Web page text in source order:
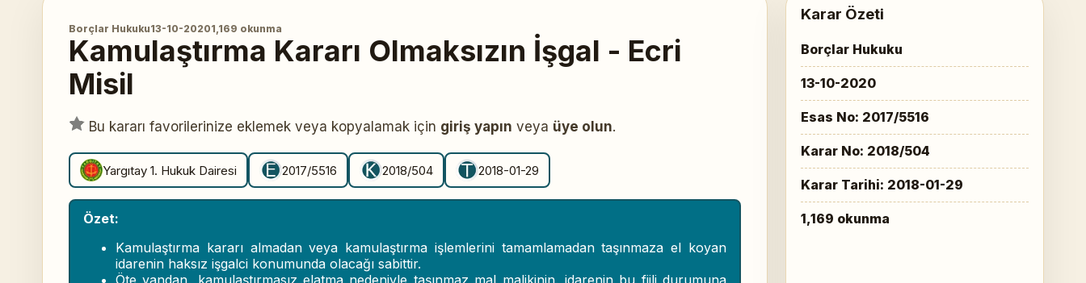
Borçlar Hukuku13-10-20201,169 okunma
Kamulaştırma Kararı Olmaksızın İşgal - Ecri
Misil
Bu kararı favorilerinize eklemek veya kopyalamak için giriş yapın veya üye olun.
Yargıtay 1. Hukuk Dairesi 2017/5516 2018/504 2018-01-29
Özet:
Kamulaştırma kararı almadan veya kamulaştırma işlemlerini tamamlamadan taşınmaza el koyan
idarenin haksız işgalci konumunda olacağı sabittir.
Öte yandan, kamulaştırmasız elatma nedeniyle taşınmaz mal malikinin, idarenin bu fiili durumuna
Karar Özeti
Borçlar Hukuku
13-10-2020
Esas No: 2017/5516
Karar No: 2018/504
Karar Tarihi: 2018-01-29
1,169 okunma